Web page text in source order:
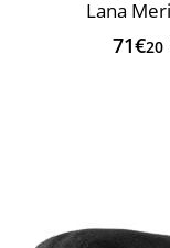
Lana
71€20